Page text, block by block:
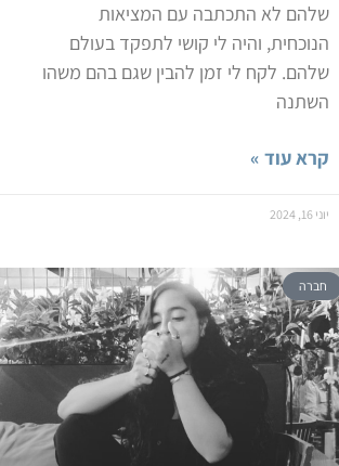
שלהם לא התכתבה עם המציאות
הנוכחית, והיה לי קושי לתפקד בעולם
שלהם. לקח לי זמן להבין שגם בהם משהו
השתנה
קרא עוד »
יוני 16, 2024
חברה